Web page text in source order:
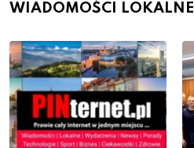
WIADOMOŚCI LOKALNE